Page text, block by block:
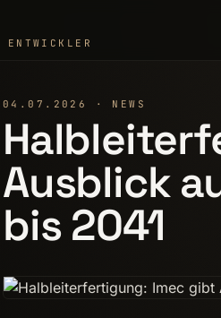
04.07.2026 · NEWS
Ausblick
bis 2041